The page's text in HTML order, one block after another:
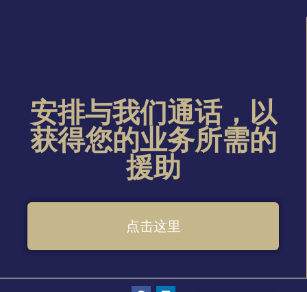
安排与我们通话，以
获得您的业务所需的
援助
点击这里
脸 链